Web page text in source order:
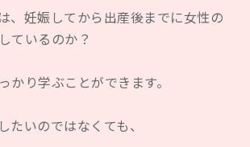
、妊娠してから出産後までに女性の
ているのか？
かり学ぶことができます。
たいのではなくても、